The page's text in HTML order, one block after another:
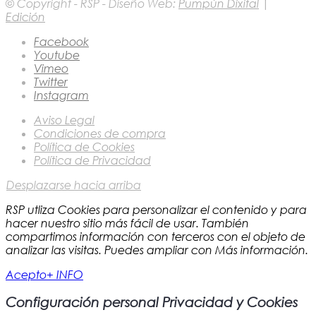
© Copyright - RSP - Diseño Web: Pumpún Dixital |
Edición
Facebook
Youtube
Vimeo
Twitter
Instagram
Aviso Legal
Condiciones de compra
Política de Cookies
Política de Privacidad
Desplazarse hacia arriba
RSP utliza Cookies para personalizar el contenido y para
hacer nuestro sitio más fácil de usar. También
compartimos información con terceros con el objeto de
analizar las visitas. Puedes ampliar con Más información.
Acepto+ INFO
Configuración personal Privacidad y Cookies